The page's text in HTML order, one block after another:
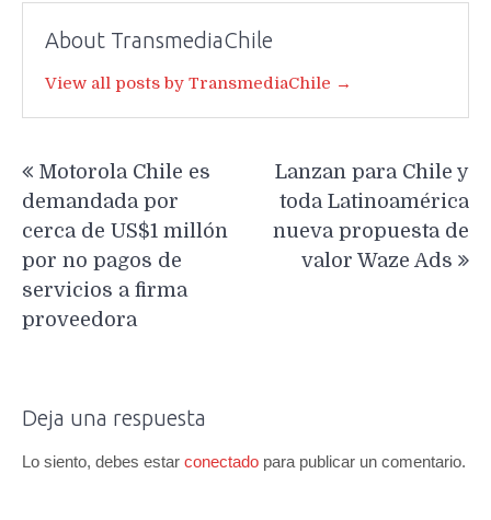
About TransmediaChile
View all posts by TransmediaChile →
de
entradas
Motorola Chile es
demandada por
cerca de US$1 millón
por no pagos de
servicios a firma
proveedora
Lanzan para Chile y
toda Latinoamérica
nueva propuesta de
valor Waze Ads
Deja una respuesta
Lo siento, debes estar conectado para publicar un comentario.